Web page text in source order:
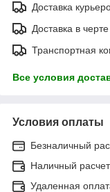
Доставка
Доставка в
Транспортная
Все условия
Условия оплаты
Безналичный
Наличный расчет
Удаленная